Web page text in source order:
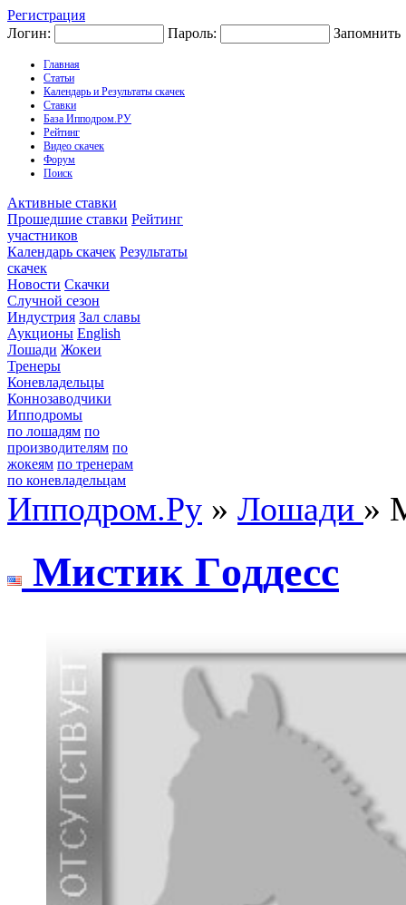
Регистрация
Логин:
Пароль: Запомнить
Главная
Статьи
Календарь и Результаты скачек
Ставки
База Ипподром.РУ
Рейтинг
Видео скачек
Форум
Поиск
Активные ставки
Прошедшие ставки Рейтинг
участников
Календарь скачек Результаты
скачек
Новости Скачки
Случной сезон
Индустрия Зал славы
Аукционы English
Лошади Жокеи
Тренеры
Коневладельцы
Коннозаводчики
Ипподромы
по лошадям по
производителям по
жокеям по тренерам
по коневладельцам
Ипподром.Ру » Лошади »
Mистик Гoддесс